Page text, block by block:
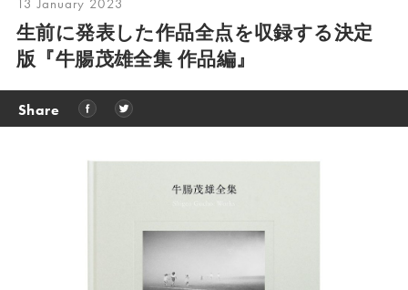
13 January 2023
生前に発表した作品全点を収録する決定
版『牛腸茂雄全集 作品編』
Share